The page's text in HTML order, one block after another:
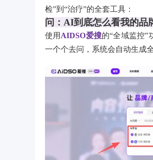
检”到“治疗”的全套工具：
问：AI到底怎么看我的品
使用 AIDSO爱搜的“全域监控”
一个个去问，系统会自动生成